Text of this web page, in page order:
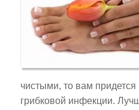
чистыми, то вам
грибковой инфекции.